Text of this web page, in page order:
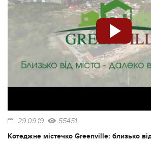
29.09.19 55451
Котеджне містечко Greenville: близько